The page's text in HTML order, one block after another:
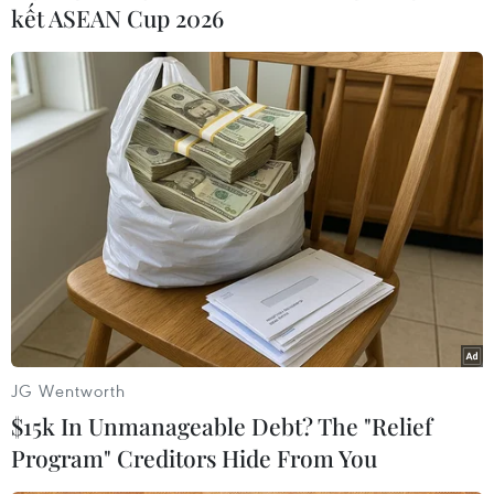
nhất của Huawei.
Việc chiếc điện thoại thông minh của Huawei
dùng bộ nhớ LPDDR5 và chip nhớ NAND do
Hynix sản xuất là một ngoại lệ đặc biệt, khi
nhiều thành phần của điện thoại này vốn do các
nhà cung cấp từ Trung Quốc đảm nhiệm thực
hiện. Hiện chưa rõ Huawei đã mua các chip nhớ
này bằng cách nào, do Mỹ áp đặt nhiều hạn chế
thương mại lên gã khổng lồ công nghệ Trung
Quốc.
[Bước đột phá về chip của Trung Quốc trên
mẫu điện thoại của Huawei]
SK Hynix sản xuất một phần đáng kể lượng bộ
nhớ DRAM cung cấp cho thị trường toàn cầu
kết ASEAN Cup 2026
JG Wentworth
$15k In Unmanageable Debt? The "Relief
Program" Creditors Hide From You